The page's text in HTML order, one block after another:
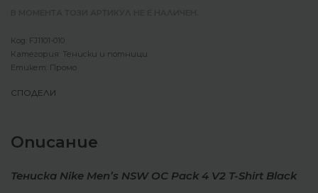
FJ1101-010
Категория: Тениски и потници
Етикет: Промо
СПОДЕЛИ
Описание
Тениска Nike Men’s NSW OC Pack 4 V2 T-Shirt Black